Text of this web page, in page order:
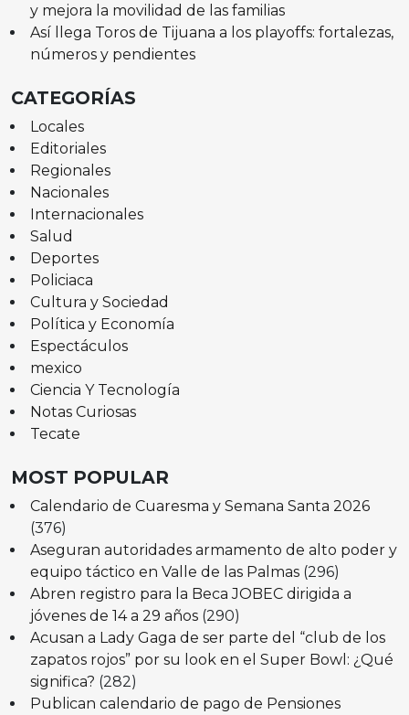
y mejora la movilidad de las familias
Así llega Toros de Tijuana a los playoffs: fortalezas,
números y pendientes
CATEGORÍAS
Locales
Editoriales
Regionales
Nacionales
Internacionales
Salud
Deportes
Policiaca
Cultura y Sociedad
Política y Economía
Espectáculos
mexico
Ciencia Y Tecnología
Notas Curiosas
Tecate
MOST POPULAR
Calendario de Cuaresma y Semana Santa 2026
(376)
Aseguran autoridades armamento de alto poder y
equipo táctico en Valle de las Palmas (296)
Abren registro para la Beca JOBEC dirigida a
jóvenes de 14 a 29 años (290)
Acusan a Lady Gaga de ser parte del “club de los
zapatos rojos” por su look en el Super Bowl: ¿Qué
significa? (282)
Publican calendario de pago de Pensiones